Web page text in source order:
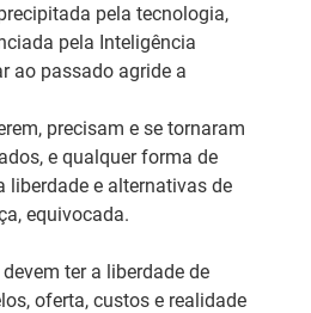
pela tecnologia,
pela Inteligência
ao passado agride a
precisam e se tornaram
e qualquer forma de
liberdade e alternativas de
equivocada.
ter a liberdade de
oferta, custos e realidade